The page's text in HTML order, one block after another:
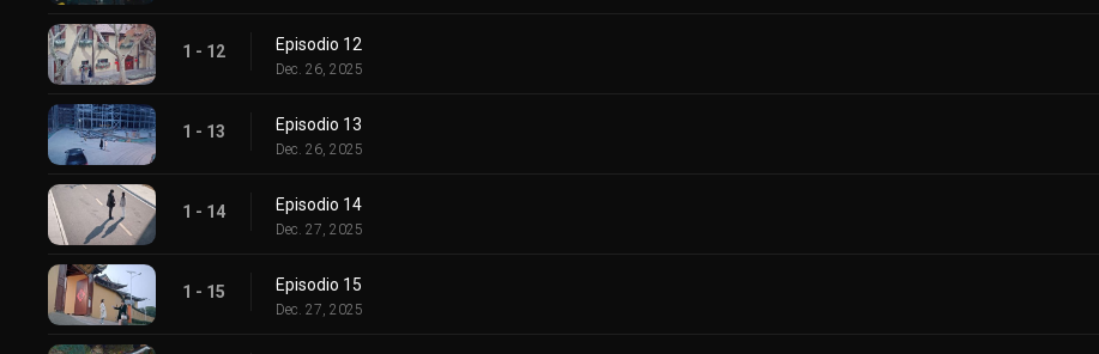
1 - 12 Episodio 12
Dec. 26, 2025
1 - 13 Episodio 13
Dec. 26, 2025
1 - 14 Episodio 14
Dec. 27, 2025
1 - 15 Episodio 15
Dec. 27, 2025